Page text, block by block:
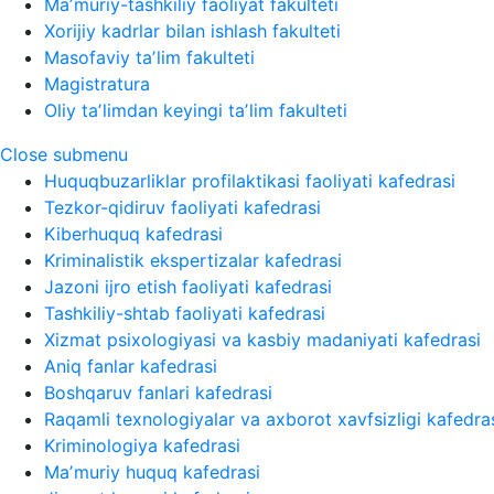
Maʼmuriy-tashkiliy faoliyat fakulteti
Xorijiy kadrlar bilan ishlash fakulteti
Masofaviy taʼlim fakulteti
Magistratura
Oliy taʼlimdan keyingi taʼlim fakulteti
Close submenu
Huquqbuzarliklar profilaktikasi faoliyati kafedrasi
Tezkor-qidiruv faoliyati kafedrasi
Kiberhuquq kafedrasi
Kriminalistik ekspertizalar kafedrasi
Jazoni ijro etish faoliyati kafedrasi
Tashkiliy-shtab faoliyati kafedrasi
Xizmat psixologiyasi va kasbiy madaniyati kafedrasi
Aniq fanlar kafedrasi
Boshqaruv fanlari kafedrasi
Raqamli texnologiyalar va axborot xavfsizligi
Kriminologiya kafedrasi
Maʼmuriy huquq kafedrasi